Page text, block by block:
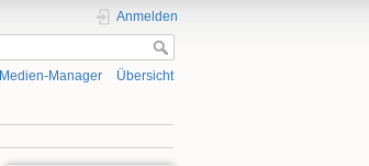
Anmelden
Medien-Manager Übersicht